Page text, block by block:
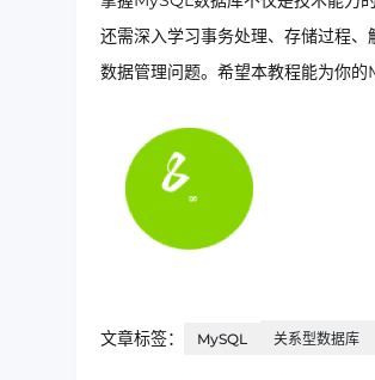
还需深入学习事务处理、存储过程
数据管理问题。希望本教程能为你
文章标签： MySQL 关系型数据库